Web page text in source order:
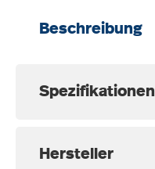
Beschreibung
Spezifikationen
Hersteller